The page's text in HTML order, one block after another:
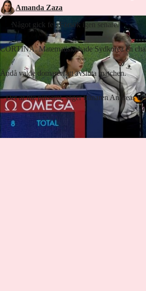
Amanda Zaza
Något gick fel. Försök igen senare.
CORTINA. Matematiskt hade Sydkorea en
Ändå valde domaren att avsluta matchen.
– Det är lite pinsamt, säger tränaren Andreas